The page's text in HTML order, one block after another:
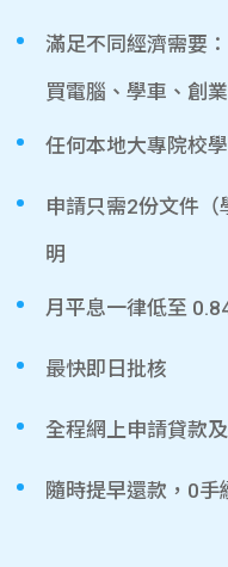
滿足不同經濟需要
買電腦、學車、創業
任何本地大專院校
申請只需2份文件
明
月平息一律低至
最快即日批核
全程網上申請貸款
隨時提早還款，0手